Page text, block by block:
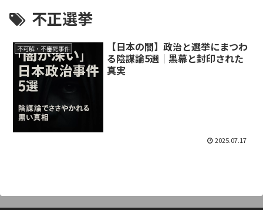
不正選挙
不可解・不審死事件
【日本の闇】政治と選挙にまつわ
る陰謀論5選｜黒幕と封印された
真実
2025.07.17